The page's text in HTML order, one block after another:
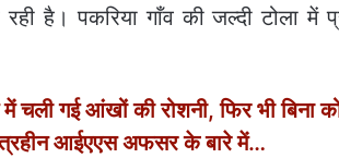
है। पकरिया गाँव की जल्दी टोला में
गई आंखों की रोशनी, फिर भी बिना
आईएएस अफसर के बारे में…